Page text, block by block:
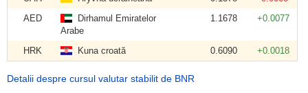
AED
Dirhamul Emiratelor
Arabe
1.1678 +0.0077
HRK Kuna croată 0.6090 +0.0018
Detalii despre cursul valutar stabilit de BNR